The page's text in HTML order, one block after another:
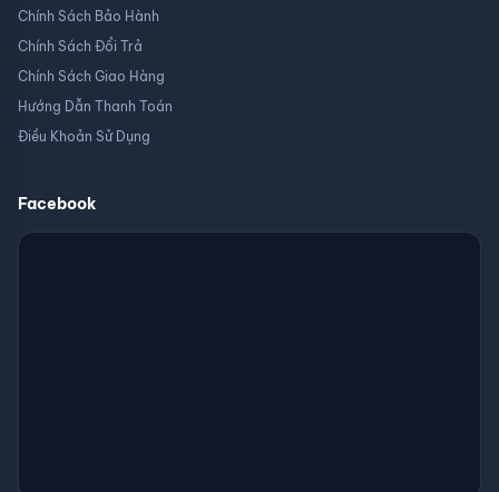
Chính Sách Bảo Hành
Chính Sách Đổi Trả
Chính Sách Giao Hàng
Hướng Dẫn Thanh Toán
Điều Khoản Sử Dụng
Facebook